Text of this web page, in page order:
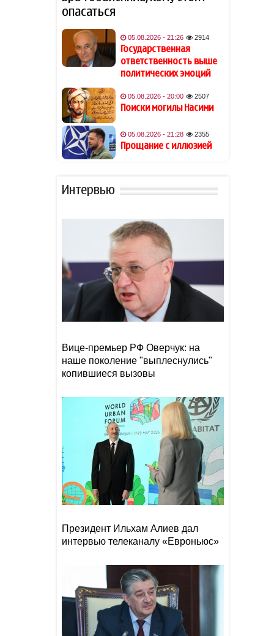
обвинений в насилии
19:40
Обнаружены признаки
существования древних
океанов на Венере
19:34
Из-за атак хуситов погибли
не менее 45 военных ВС
Йемена
19:28
Гави покрасил волосы в
розовый цвет в честь
19:20
В Астаре изъяли 18 кг
Рекордный рост цен на
фрукты и падение торговли
на 66%: что ждет Армению?-
ВИДЕО
19:08
Уровень воды в Рейне
обновил исторический
рекорд обмеления
19:00
Чолпон-Атинская
декларация укрепит
институциональные основы
Центральной Азией
Дуа Липа возглавит
старейший литературный
фестиваль Великобритании
опасаться
05.08.2026 - 21:26 2914
Государственная
ответственность выше
политических эмоций
05.08.2026 - 20:00 2507
Поиски могилы Насими
05.08.2026 - 21:28 2355
Прощание с иллюзией
Интервью
Вице-премьер РФ Оверчук: на
наше поколение "выплеснулись"
копившиеся вызовы
Президент Ильхам Алиев дал
интервью телеканалу «Евроньюс»